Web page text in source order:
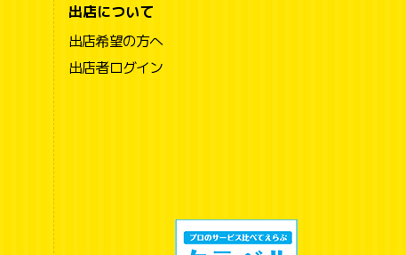
出店について
出店希望の方へ
出店者ログイン